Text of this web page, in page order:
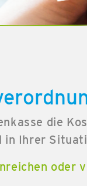
die
Ihrer
oder